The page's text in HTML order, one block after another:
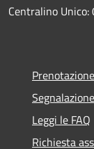
Centralino
Leggi le FAQ
Richiesta